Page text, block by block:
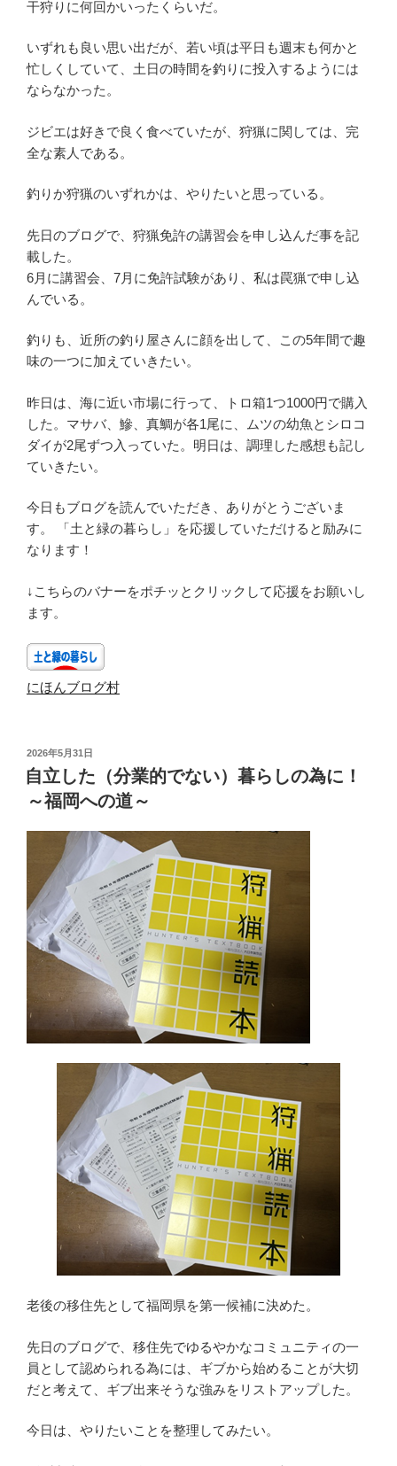
干狩りに何回かいったくらいだ。
いずれも良い思い出だが、若い頃は平日も週末も何かと
忙しくしていて、土日の時間を釣りに投入するようには
ならなかった。
ジビエは好きで良く食べていたが、狩猟に関しては、完
全な素人である。
釣りか狩猟のいずれかは、やりたいと思っている。
先日のブログで、狩猟免許の講習会を申し込んだ事を記
載した。
6月に講習会、7月に免許試験があり、私は罠猟で申し込
んでいる。
釣りも、近所の釣り屋さんに顔を出して、この5年間で趣
味の一つに加えていきたい。
昨日は、海に近い市場に行って、トロ箱1つ1000円で購入
した。マサバ、鰺、真鯛が各1尾に、ムツの幼魚とシロコ
ダイが2尾ずつ入っていた。明日は、調理した感想も記し
ていきたい。
今日もブログを読んでいただき、ありがとうございま
す。 「土と緑の暮らし」を応援していただけると励みに
なります！
↓こちらのバナーをポチッとクリックして応援をお願いし
ます。
にほんブログ村
投
稿
日:
2026年5月31日
自立した（分業的でない）暮らしの為に！
～福岡への道～
老後の移住先として福岡県を第一候補に決めた。
先日のブログで、移住先でゆるやかなコミュニティの一
員として認められる為には、ギブから始めることが大切
だと考えて、ギブ出来そうな強みをリストアップした。
今日は、やりたいことを整理してみたい。